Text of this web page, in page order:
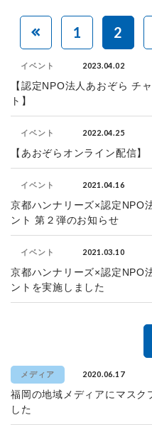
1 2
イベント 2023.04.02
【認定NPO法人あおぞら チ
ト】
イベント 2022.04.25
【あおぞらオンライン配信】
イベント 2021.04.16
京都ハンナリーズ×認定
ント 第２弾のお知らせ
イベント 2021.03.10
京都ハンナリーズ×認定
ントを実施しました
メディア 2020.06.17
福岡の地域メディアにマスク
した